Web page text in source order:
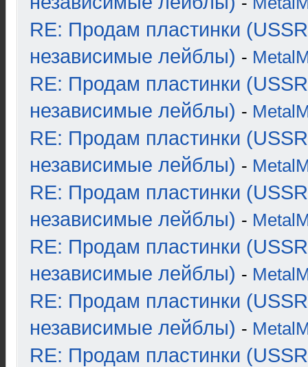
RE: Продам пластинки
независимые лейблы) -
RE: Продам пластинки
независимые лейблы) -
RE: Продам пластинки
независимые лейблы) -
RE: Продам пластинки
независимые лейблы) -
RE: Продам пластинки
независимые лейблы) -
RE: Продам пластинки
независимые лейблы) -
RE: Продам пластинки